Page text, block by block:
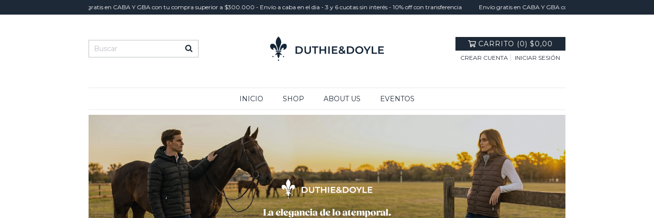
Envío gratis en CABA Y GBA con tu compra superior a $300.000 - Envío a caba en el dia - 3 y 6 cuotas sin interés - 10% off con transferencia Envío gratis en CABA Y GBA con tu compra superior a $300.000 -
CARRITO (0) $0,00
CREAR CUENTA INICIAR SESIÓN
INICIO SHOP ABOUT US EVENTOS